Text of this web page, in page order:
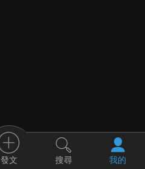
發文 搜尋 我的